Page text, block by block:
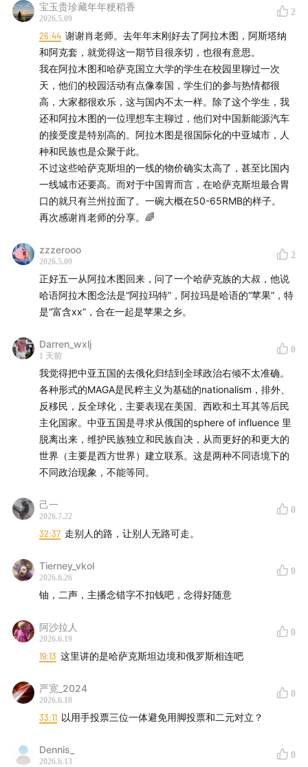
宝玉贵珍藏年年粳稻香
2026.5.09
2
26:44 谢谢肖老师。去年年末刚好去了阿拉木图，阿斯塔纳
和阿克套，就觉得这一期节目很亲切，也很有意思。
我在阿拉木图和哈萨克国立大学的学生在校园里聊过一次
天，他们的校园活动有点像泰国，学生们的参与热情都很
高，大家都很欢乐，这与国内不太一样。除了这个学生，我
还和阿拉木图的一位理想车主聊过，他们对中国新能源汽车
的接受度是特别高的。阿拉木图是很国际化的中亚城市，人
种和民族也是众聚于此。
不过这些哈萨克斯坦的一线的物价确实太高了，甚至比国内
一线城市还要高。而对于中国胃而言，在哈萨克斯坦最合胃
口的就只有兰州拉面了。一碗大概在50-65RMB的样子。
再次感谢肖老师的分享。🌈
zzzerooo
2026.5.09
2
正好五一从阿拉木图回来，问了一个哈萨克族的大叔，他说
哈语阿拉木图念法是“阿拉玛特”，阿拉玛是哈语的“苹果”，特
是“富含xx”，合在一起是苹果之乡。
Darren_wxlj
1 天前
0
我觉得把中亚五国的去俄化归结到全球政治右倾不太准确。
各种形式的MAGA是民粹主义为基础的nationalism，排外、
反移民，反全球化，主要表现在美国、西欧和土耳其等后民
主化国家。中亚五国是寻求从俄国的sphere of influence 里
脱离出来，维护民族独立和民族自决，从而更好的和更大的
世界（主要是西方世界）建立联系。这是两种不同语境下的
不同政治现象，不能等同。
己一
2026.7.22
0
32:37 走别人的路，让别人无路可走。
Tierney_vkoI
2026.6.26
0
铀，二声，主播念错字不扣钱吧，念得好随意
阿沙拉人
2026.6.19
0
19:13 这里讲的是哈萨克斯坦边境和俄罗斯相连吧
严宽_2024
2026.6.18
0
33:11 以用手投票三位一体避免用脚投票和二元对立？
Dennis_
2026.6.13
0